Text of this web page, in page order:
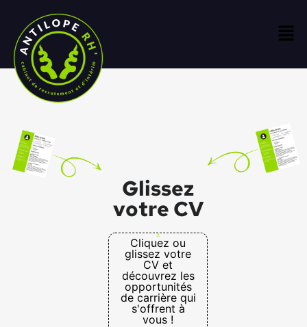
Glissez
votre CV
Cliquez ou
glissez votre
CV et
découvrez les
opportunités
de carrière qui
s'offrent à
vous !